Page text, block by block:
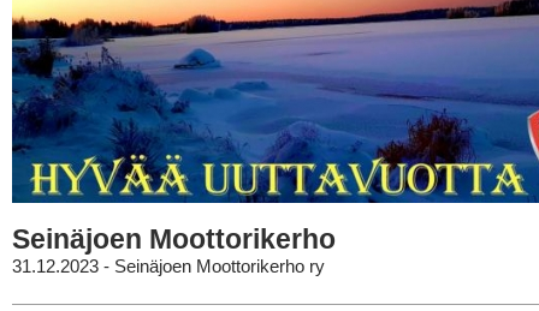
Seinäjoen Moottorikerho
31.12.2023 - Seinäjoen Moottorikerho ry